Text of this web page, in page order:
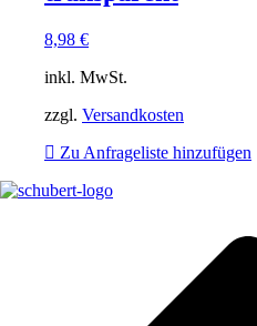
8,98 €
inkl. MwSt.
zzgl. Versandkosten
Zu Anfrageliste hinzufügen